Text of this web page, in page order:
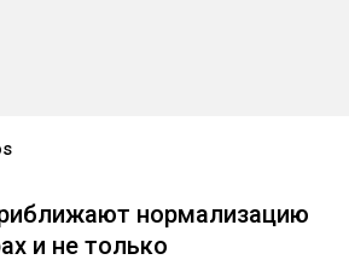
нормализацию
и не только